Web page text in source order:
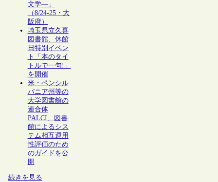
文学―」
（8/24-25・大
阪府）
埼玉県立久喜
図書館、休館
日特別イベン
ト「本のタイ
トルで一句!」
を開催
米・ペンシル
バニア州等の
大学図書館の
連合体
PALCI、図書
館によるシス
テム相互運用
性評価のため
のガイドを公
開
続きを見る